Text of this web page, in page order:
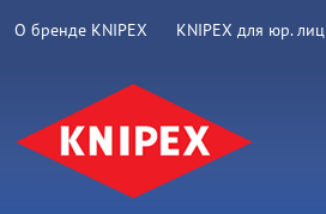
О бренде KNIPEX KNIPEX для юр. лиц